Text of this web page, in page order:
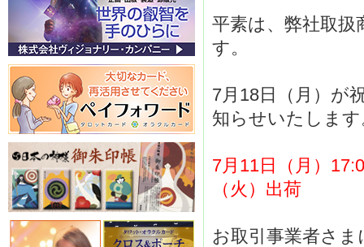
平素は、弊社取
す。
7月18日（月）が
知らせいたします
7月11日（月）
（火）出荷
お取引事業者さ